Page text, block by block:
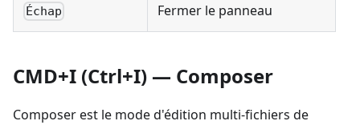
Échap Fermer le panneau
CMD+I (Ctrl+I) — Composer
Composer est le mode d'édition multi-fichiers de